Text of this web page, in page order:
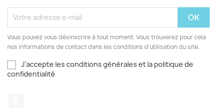
Vous pouvez vous désinscrire à tout moment. Vous trouverez pour cela
nos informations de contact dans les conditions d'utilisation du site.
J'accepte les conditions générales et la politique de
confidentialité